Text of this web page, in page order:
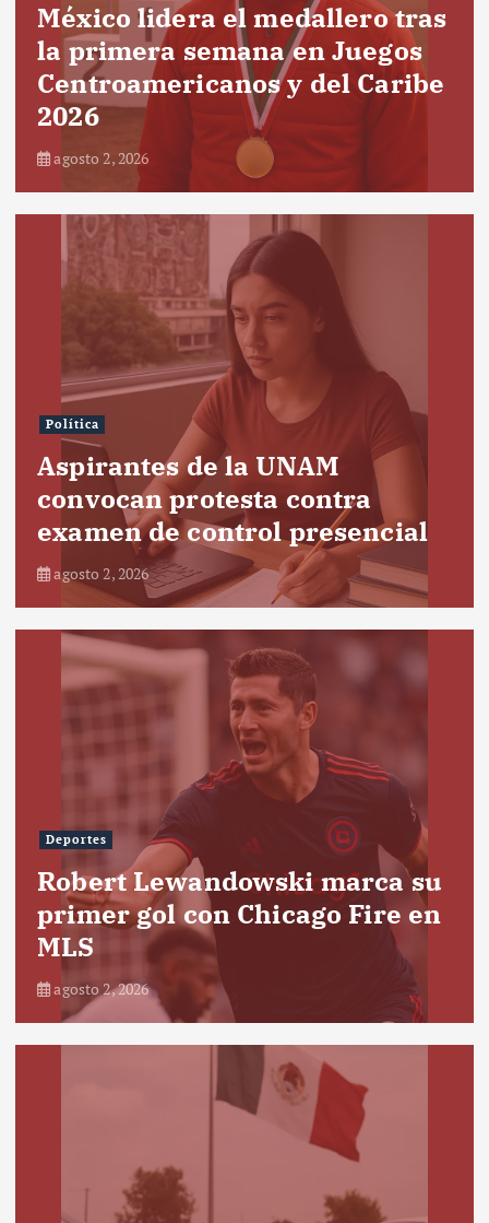
México lidera el medallero tras
la primera semana en Juegos
Centroamericanos y del Caribe
2026
agosto 2, 2026
Política
Aspirantes de la UNAM
convocan protesta contra
examen de control presencial
agosto 2, 2026
Deportes
Robert Lewandowski marca su
primer gol con Chicago Fire en
MLS
agosto 2, 2026